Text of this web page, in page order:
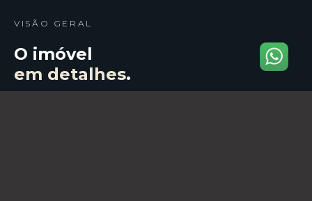
VISÃO GERAL
O imóvel
em detalhes.